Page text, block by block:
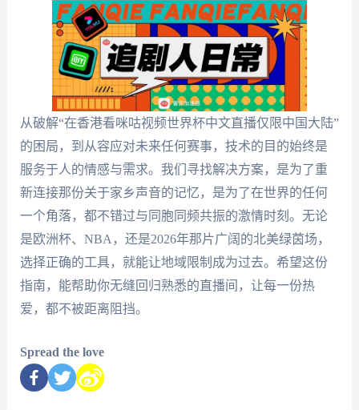
从破解“在香港看咪咕视频世界杯中文直播仅限中国大陆”
的困局，到从容应对未来任何赛事，技术的目的始终是
服务于人的情感与需求。我们寻找解决方案，是为了重
新连接那份关于家乡声音的记忆，是为了在世界的任何
一个角落，都不错过与同胞同频共振的激情时刻。无论
是欧洲杯、NBA，还是2026年那片广阔的北美绿茵场，
选择正确的工具，就能让地域限制成为过去。希望这份
指南，能帮助你无缝回归熟悉的直播间，让每一份热
爱，都不被距离阻挡。
Spread the love